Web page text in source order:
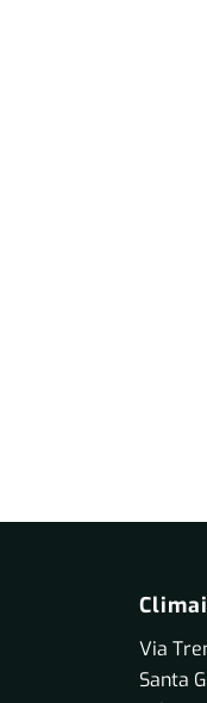
Via
Santa